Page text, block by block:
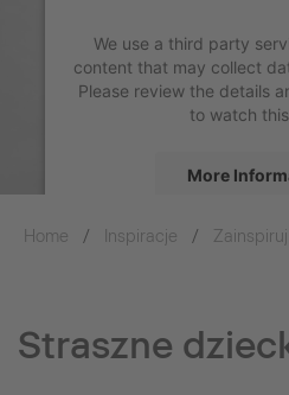
We use a third party
content that may collect
Please review the details
to watch
More
Accept
Home Inspiracje
Straszne